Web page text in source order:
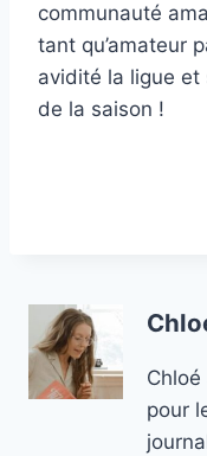
communauté
tant qu’amateur
avidité la ligue
de la saison !
pour